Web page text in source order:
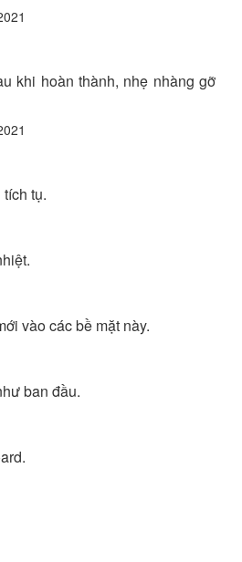
khi hoàn thành, nhẹ nhàng gỡ
tụ.
vào các bề mặt này.
ban đầu.